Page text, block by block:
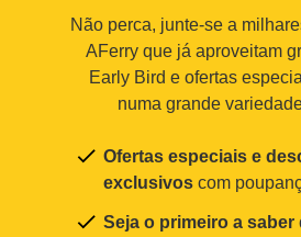
Não perca, junte-se a
AFerry que já aproveitam
Early Bird e ofertas
numa grande
Ofertas especiais e
exclusivos com
Seja o primeiro a saber